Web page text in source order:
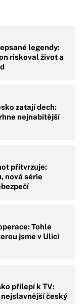
legendy:
riskoval život a
zatají dech:
nejnabitější
přitvrzuje:
nová série
Tohle
jsme v Ulici
přilepí k TV:
český